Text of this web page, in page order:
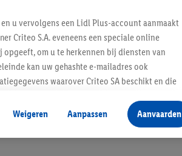
u vervolgens een Lidl Plus-account aanmaakt
Criteo S.A. eveneens een speciale online
om u te herkennen bij diensten van
kan uw gehashte e-mailadres ook
waarover Criteo SA beschikt en die
d.w.z. advertenties voor producten waarin
aan uw winkelmandje toe te voegen, maar het
worden weergegeven als er met behulp
Weigeren Aanpassen Aanvaarden